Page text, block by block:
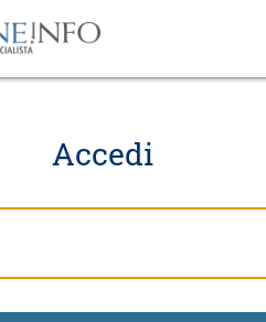
Accedi